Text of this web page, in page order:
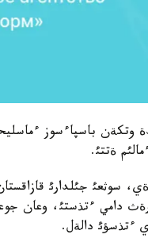
وتكةن باسپاءسوز
ةتتئ.
سوثعئ جئلدارئ
دامي ءتذستئ، وعان
ءتذسؤئ دالةل.